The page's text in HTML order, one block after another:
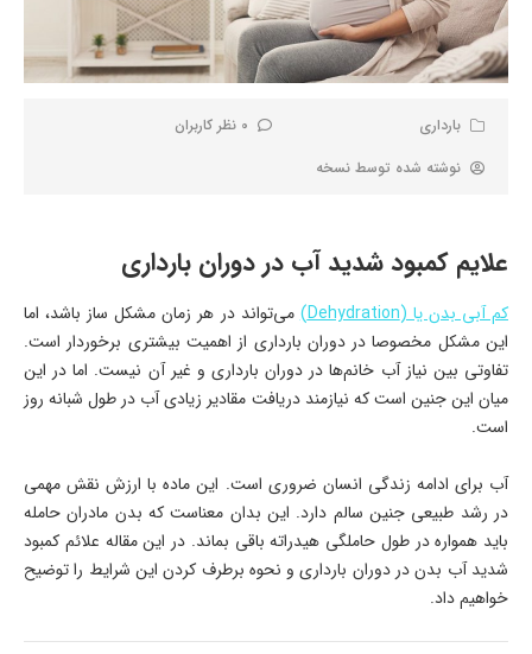
بارداری
0 نظر کاربران
نوشته شده توسط نسخه
علایم کمبود شدید آب در دوران بارداری
کم آبی بدن یا (Dehydration)
می‌تواند در هر زمان مشکل ساز باشد، اما
این مشکل مخصوصا در دوران بارداری از اهمیت بیشتری برخوردار است.
تفاوتی بین نیاز آب خانم‌ها در دوران بارداری و غیر آن نیست. اما در این
میان این جنین است که نیازمند دریافت مقادیر زیادی آب در طول شبانه روز
است.
آب برای ادامه زندگی انسان ضروری است. این ماده با ارزش نقش مهمی
در رشد طبیعی جنین سالم دارد. این بدان معناست که بدن مادران حامله
باید همواره در طول حاملگی هیدراته باقی بماند. در این مقاله علائم کمبود
شدید آب بدن در دوران بارداری و نحوه برطرف کردن این شرایط را توضیح
خواهیم داد.